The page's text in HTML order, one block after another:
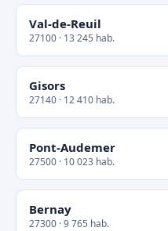
Val-de-Reuil
27100 · 13 245 hab.
Gisors
27140 · 12 410 hab.
Pont-Audemer
27500 · 10 023 hab.
Bernay
27300 · 9 765 hab.